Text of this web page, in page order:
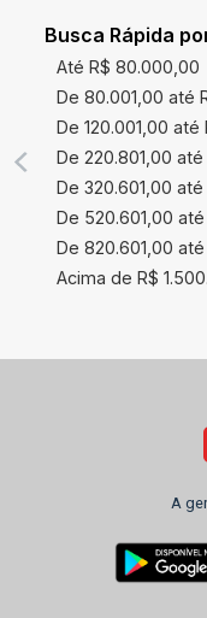
Busca Rápida
Até R$ 80.000,00
De 80.001,00 até
De 120.001,00
De 220.801,00
De 320.601,00
De 520.601,00
De 820.601,00
Acima de R$
A